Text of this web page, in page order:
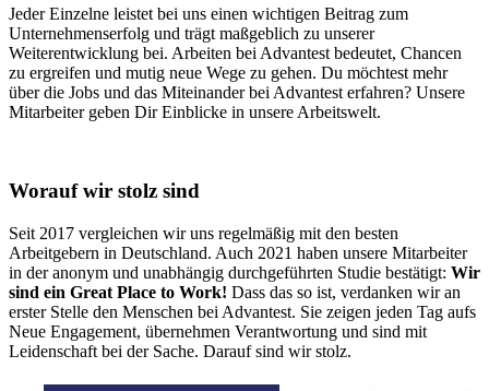
Jeder Einzelne leistet bei uns einen wichtigen Beitrag zum
Unternehmenserfolg und trägt maßgeblich zu unserer
Weiterentwicklung bei. Arbeiten bei Advantest bedeutet, Chancen
zu ergreifen und mutig neue Wege zu gehen. Du möchtest mehr
über die Jobs und das Miteinander bei Advantest erfahren? Unsere
Mitarbeiter geben Dir Einblicke in unsere Arbeitswelt.
Worauf wir stolz sind
Seit 2017 vergleichen wir uns regelmäßig mit den besten
Arbeitgebern in Deutschland. Auch 2021 haben unsere Mitarbeiter
in der anonym und unabhängig durchgeführten Studie bestätigt: Wir
sind ein Great Place to Work! Dass das so ist, verdanken wir an
erster Stelle den Menschen bei Advantest. Sie zeigen jeden Tag aufs
Neue Engagement, übernehmen Verantwortung und sind mit
Leidenschaft bei der Sache. Darauf sind wir stolz.